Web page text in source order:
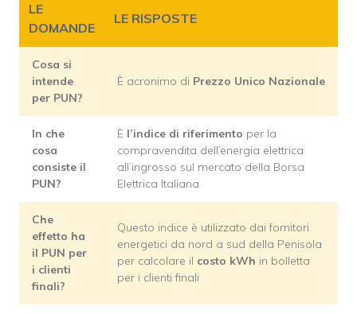
LE
DOMANDE
LE RISPOSTE
Cosa si
intende
per PUN?
È acronimo di Prezzo Unico Nazionale
In che
cosa
consiste il
PUN?
È l’indice di riferimento per la
compravendita dell’energia elettrica
all’ingrosso sul mercato della Borsa
Elettrica Italiana
Che
effetto ha
il PUN per
i clienti
finali?
Questo indice è utilizzato dai fornitori
energetici da nord a sud della Penisola
per calcolare il costo kWh in bolletta
per i clienti finali